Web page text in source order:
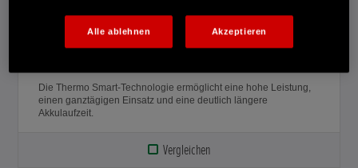
€279,00
Die Thermo Smart-Technologie ermöglicht eine hohe Leistung,
einen ganztägigen Einsatz und eine deutlich längere
Akkulaufzeit.
Vergleichen
Alle ablehnen Akzeptieren